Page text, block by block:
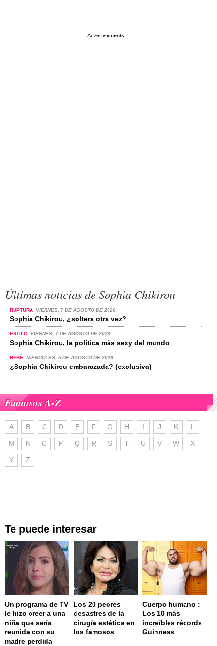
Últimas noticias de Sophia Chikirou
RUPTURA VIERNES, 7 DE AGOSTO DE 2026
Sophia Chikirou, ¿soltera otra vez?
ESTILO VIERNES, 7 DE AGOSTO DE 2026
Sophia Chikirou, la política más sexy del mundo
BEBÉ MIERCOLES, 5 DE AGOSTO DE 2026
¿Sophia Chikirou embarazada? (exclusiva)
Famosos A-Z
A B C D E F G H I J K L
M N O P Q R S T U V W X
Y Z
Te puede interesar
Un programa de TV
le hizo creer a una
niña que sería
reunida con su
madre perdida
Los 20 peores
desastres de la
cirugía estética en
los famosos
Cuerpo humano :
Los 10 más
increíbles récords
Guinness